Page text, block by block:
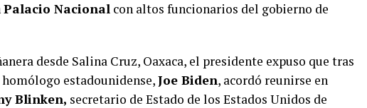
Palacio Nacional con altos funcionarios del gobierno de
desde Salina Cruz, Oaxaca, el presidente expuso que tras
estadounidense,Joe Biden, acordó reunirse en
Blinken, secretario de Estado de los Estados Unidos de